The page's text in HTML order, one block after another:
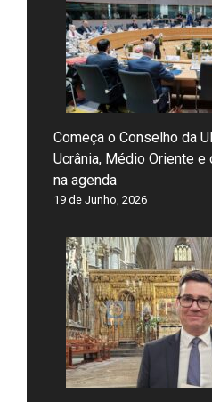
Começa o Conselho da
Ucrânia, Médio Oriente e
na agenda
19 de Junho, 2026